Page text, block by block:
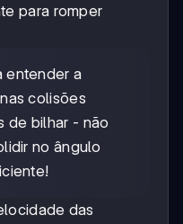
para romper
entender a
colisões
de bilhar - não
no ângulo
das